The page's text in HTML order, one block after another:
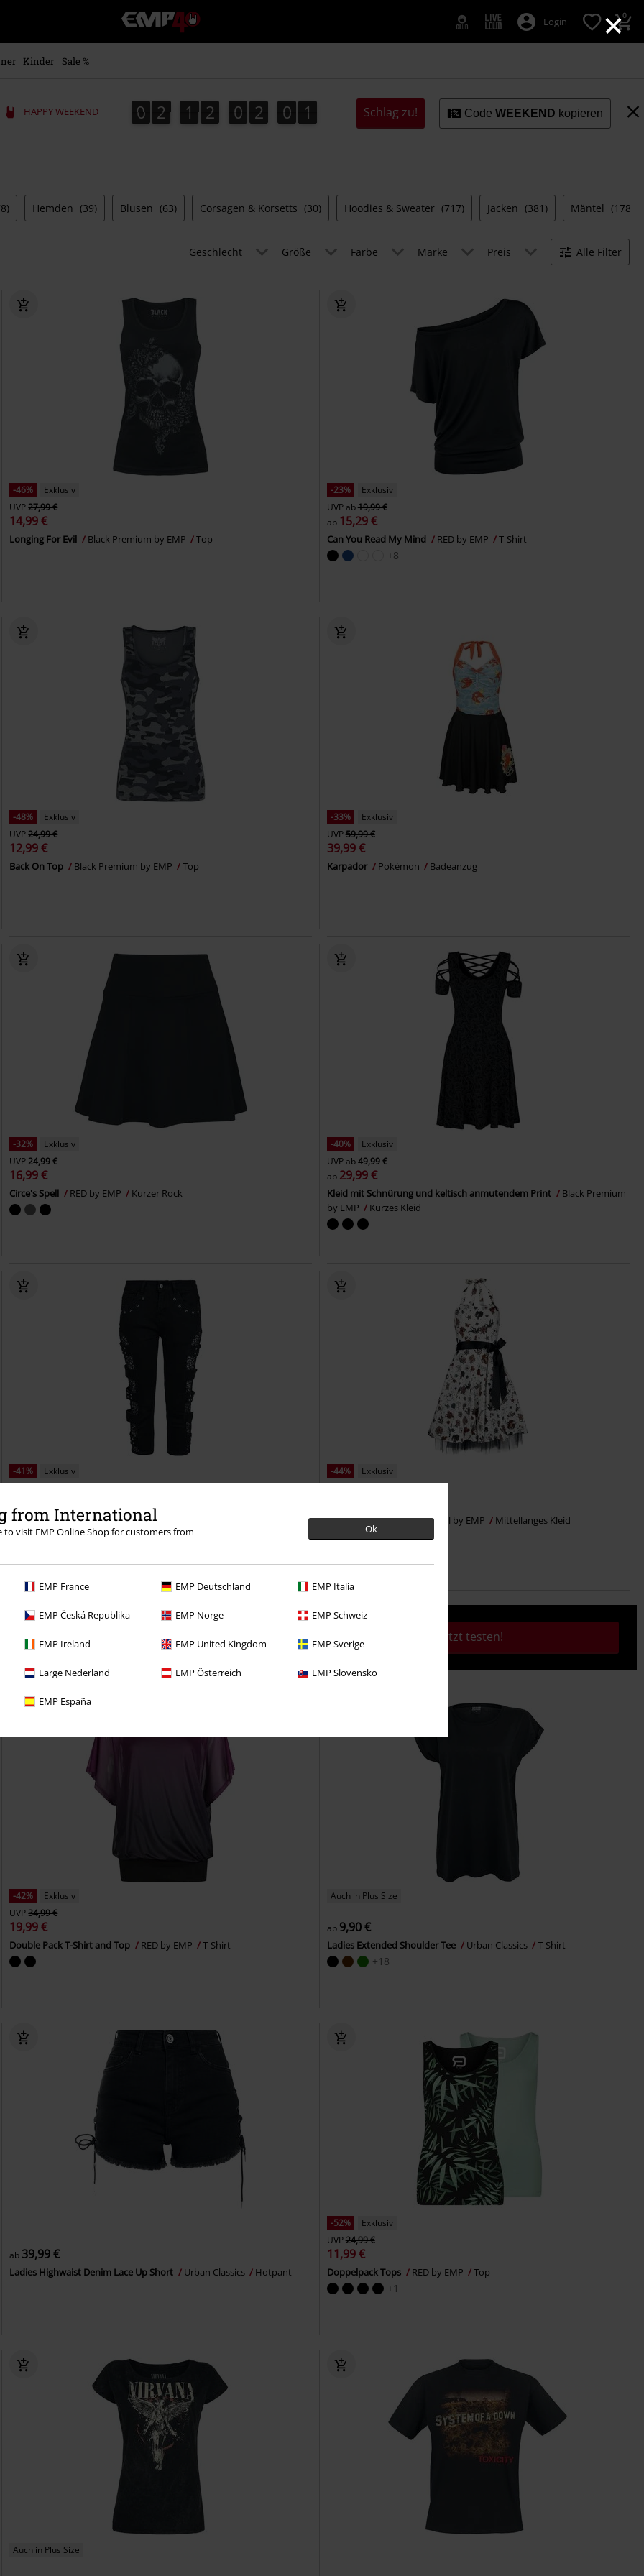
×
from International
to visit EMP Online Shop for customers from
Ok
EMP France EMP Deutschland EMP Italia
EMP Česká Republika EMP Norge EMP Schweiz
EMP Ireland EMP United Kingdom EMP Sverige
Large Nederland EMP Österreich EMP Slovensko
EMP España
EMP
Merchandise
-
Rock
&
Login 0
Kinder Sale %
HAPPY WEEKEND 0
0 2
2 1
1 2
2 0
0 1
2
1
2 5
0
5
0 9
0
9
1
0 Schlag zu! CodeWEEKEND kopieren
Hemden (39) Blusen (63) Corsagen & Korsetts (30) Hoodies & Sweater (717) Jacken (381) Mäntel (178)
Geschlecht Größe Farbe Marke Preis Alle Filter
-46%
Exklusiv
UVP27,99 €
14,99 €
Longing For Evil Black Premium by EMP Top
-23%
Exklusiv
UVPab19,99 €
ab 15,29 €
Can You Read My Mind RED by EMP T-Shirt
+8
-48%
Exklusiv
UVP24,99 €
12,99 €
Back On Top Black Premium by EMP Top
-33%
Exklusiv
UVP59,99 €
39,99 €
Karpador Pokémon Badeanzug
-32%
Exklusiv
UVP24,99 €
16,99 €
Circe's Spell RED by EMP Kurzer Rock
-40%
Exklusiv
UVPab49,99 €
ab 29,99 €
Kleid mit Schnürung und keltisch anmutendem Print
Black Premium
by EMP
Kurzes Kleid
-41%
Exklusiv
Capri Shorts With Mesh Details Gothicana by EMP
-44%
Exklusiv
Free Spirit Kleid Rock Rebel by EMP Mittellanges Kleid
das 30 Tage Test-Abo für unseren BACKSTAGE CLUB Jetzt testen!
-42%
Exklusiv
UVP34,99 €
19,99 €
Double Pack T-Shirt and Top RED by EMP T-Shirt
Auch in Plus Size
ab 9,90 €
Ladies Extended Shoulder Tee Urban Classics T-Shirt
+18
ab 39,99 €
Ladies Highwaist Denim Lace Up Short Urban Classics Hotpant
-52%
Exklusiv
UVP24,99 €
11,99 €
Doppelpack Tops RED by EMP Top
+1
Auch in Plus Size